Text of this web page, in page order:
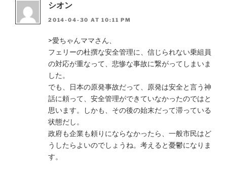
シオン
2014-04-30 AT 10:11 PM
>愛ちゃんママさん、
フェリーの杜撰な安全管理に、信じられない乗組員
の対応が重なって、悲惨な事故に繋がってしまいま
した。
でも、日本の原発事故だって、原発は安全と言う神
話に頼って、安全管理ができていなかったのではと
思います。しかも、その後の始末だって滞っている
状態だし。
政府も企業も頼りにならなかったら、一般市民はど
うしたらよいのでしょうね。考えると憂鬱になりま
す。